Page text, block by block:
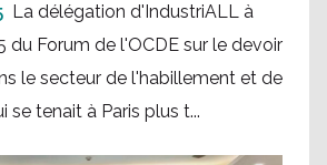
La délégation d'IndustriALL à
du Forum de l'OCDE sur le devoir
le secteur de l'habillement et de
se tenait à Paris plus t...